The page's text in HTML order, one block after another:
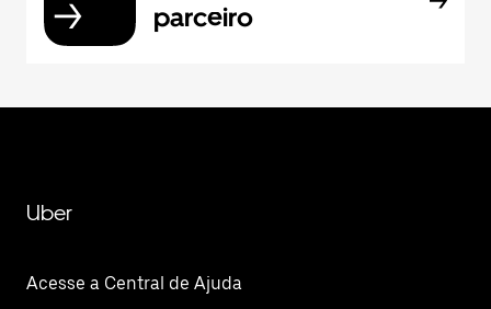
parceiro
Uber
Acesse a Central de Ajuda